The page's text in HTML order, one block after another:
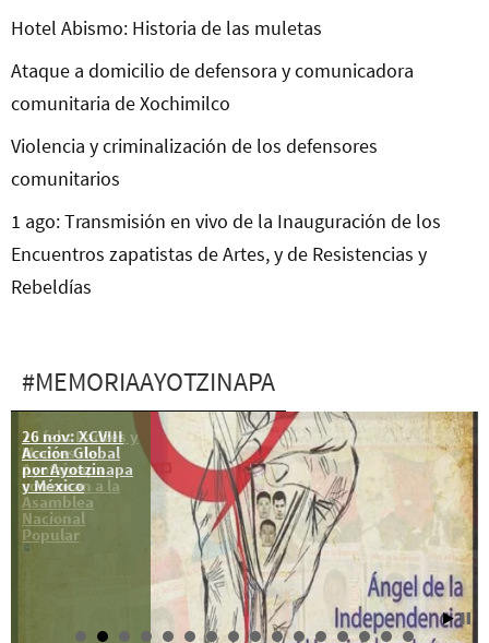
Hotel Abismo: Historia de las muletas
Ataque a domicilio de defensora y comunicadora
comunitaria de Xochimilco
Violencia y criminalización de los defensores
comunitarios
1 ago: Transmisión en vivo de la Inauguración de los
Encuentros zapatistas de Artes, y de Resistencias y
Rebeldías
#MEMORIAAYOTZINAPA
26 nov: XCVIII
Acción Global
por Ayotzinapa
y México
10 feb: Padres y
Madres de
Ayotzinapa
convocan a la
Asamblea
Nacional
Popular